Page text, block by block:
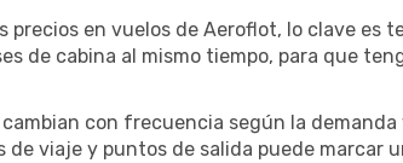
precios en vuelos de Aeroflot, lo clave es
de cabina al mismo tiempo, para que
cambian con frecuencia según la
viaje y puntos de salida puede marcar